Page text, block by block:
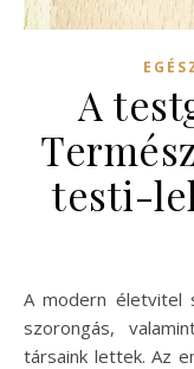
A
testi-
A modern életvitel sokszor megterhelő, és a stressz, a
szorongás,
társaink lettek. Az